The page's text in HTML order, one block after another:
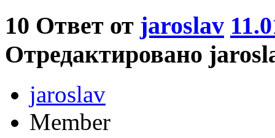
10 Ответ от jaroslav
Отредактировано
jaroslav
Member